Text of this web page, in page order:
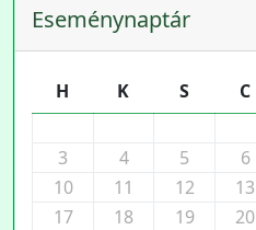
Eseménynaptár
H K S C
3
4 5 6
10
11 12 13
17
18 19 20